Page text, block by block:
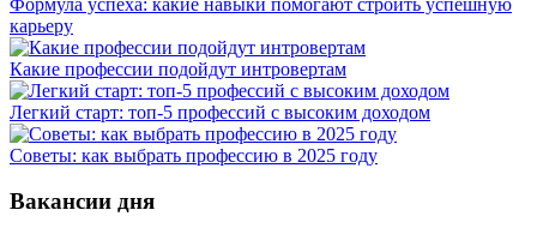
карьеру
Какие профессии подойдут интровертам
Легкий старт: топ-5 профессий с высоким доходом
Советы: как выбрать профессию в 2025 году
Вакансии дня